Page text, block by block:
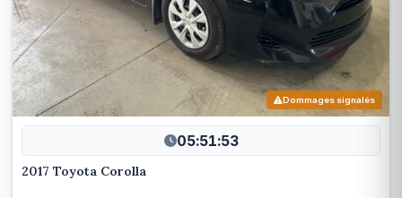
Dommages signalés
05:51:50
2017 Toyota Corolla